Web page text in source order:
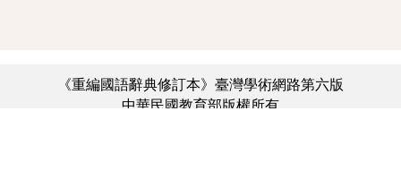
《重編國語辭典修訂本》臺灣學術網路第六版
中華民國教育部版權所有